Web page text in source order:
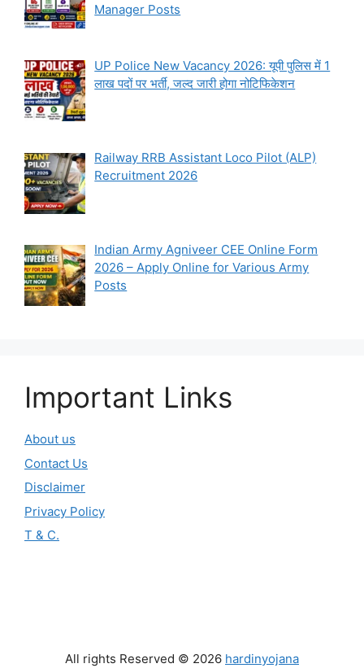
Manager Posts
UP Police New Vacancy 2026: यूपी पुलिस में 1
लाख पदों पर भर्ती, जल्द जारी होगा नोटिफिकेशन
Railway RRB Assistant Loco Pilot (ALP)
Recruitment 2026
Indian Army Agniveer CEE Online Form
2026 – Apply Online for Various Army
Posts
Important Links
About us
Contact Us
Disclaimer
Privacy Policy
T & C.
All rights Reserved © 2026 hardinyojana